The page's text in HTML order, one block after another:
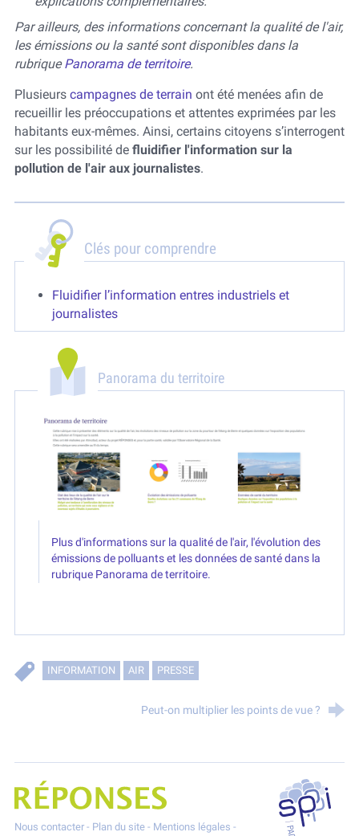
Par ailleurs, des informations concernant la qualité de l'air,
les émissions ou la santé sont disponibles dans la
rubriquePanorama de territoire.
Plusieurs campagnes de terrain ont été menées afin de
recueillir les préoccupations et attentes exprimées par les
habitants eux-mêmes. Ainsi, certains citoyens s’interrogent
sur les possibilité de fluidifier l'information sur la
pollution de l'air aux journalistes.
Clés pour comprendre
Fluidifier l’information entres industriels et
journalistes
Panorama du territoire
Plus d'informations sur la qualité de l'air, l'évolution des
émissions de polluants et les données de santé dans la
rubrique Panorama de territoire.
INFORMATION AIR PRESSE
Peut-on multiplier les points de vue ?
Projet Réponses - Réduire les POllutioNs en Santé Environnement
Nous contacter- Plan du site- Mentions légales -
SPPPI